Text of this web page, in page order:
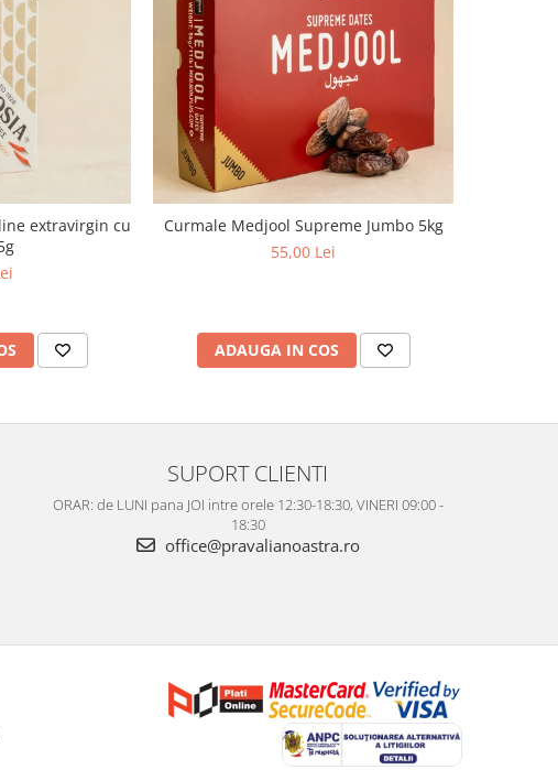
extravirgin cu
Curmale Medjool Supreme Jumbo 5kg
55,00 Lei
ADAUGA IN COS
SUPORT CLIENTI
ORAR: de LUNI pana JOI intre orele 12:30-18:30, VINERI 09:00 -
18:30
office@pravalianoastra.ro